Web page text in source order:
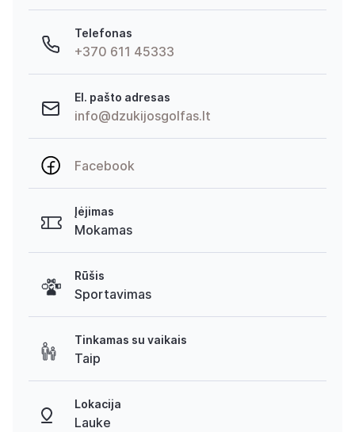
Telefonas
+370 611 45333
El. pašto adresas
info@dzukijosgolfas.lt
Facebook
Įėjimas
Mokamas
Rūšis
Sportavimas
Tinkamas su vaikais
Taip
Lokacija
Lauke